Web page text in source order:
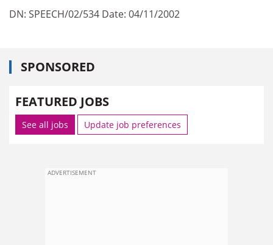
DN: SPEECH/02/534 Date: 04/11/2002
SPONSORED
FEATURED JOBS
See all jobs Update job preferences
ADVERTISEMENT